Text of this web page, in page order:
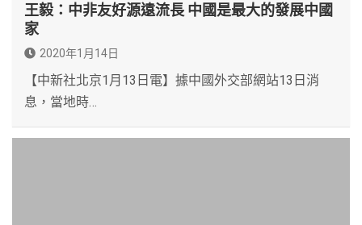
王毅：中非友好源遠流長 中國是最大的發展中國
家
2020年1月14日
【中新社北京1月13日電】據中國外交部網站13日消
息，當地時…